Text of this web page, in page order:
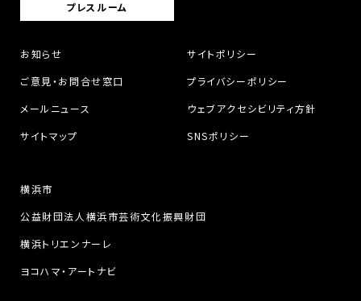
プレスルーム
お知らせ
ご意見・お問合せ窓口
メールニュース
サイトマップ
サイトポリシー
プライバシーポリシー
ウェブアクセシビリティ方針
SNSポリシー
横浜市
公益財団法人横浜市芸術文化振興財団
横浜トリエンナーレ
ヨコハマ・アートナビ